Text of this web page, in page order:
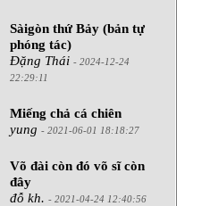
Sàigòn thứ Bảy (bản tự
phóng tác)
Đặng Thái - 2024-12-24
22:29:11
Miếng chả cá chiên
yung - 2021-06-01 18:18:27
Võ đài còn đó võ sĩ còn
đây
đỗ kh. - 2021-04-24 12:40:56